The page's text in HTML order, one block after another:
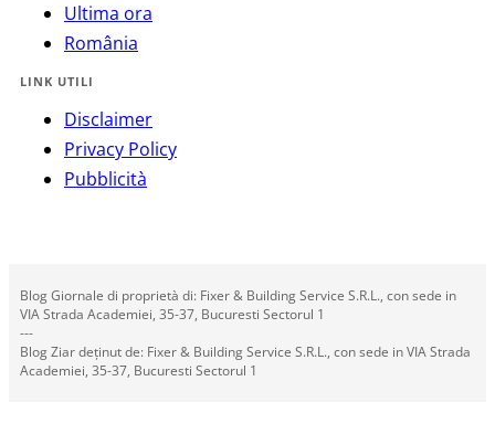
Ultima ora
România
LINK UTILI
Disclaimer
Privacy Policy
Pubblicità
Blog Giornale di proprietà di: Fixer & Building Service S.R.L., con sede in
VIA Strada Academiei, 35-37, Bucuresti Sectorul 1
---
Blog Ziar deținut de: Fixer & Building Service S.R.L., con sede in VIA Strada
Academiei, 35-37, Bucuresti Sectorul 1